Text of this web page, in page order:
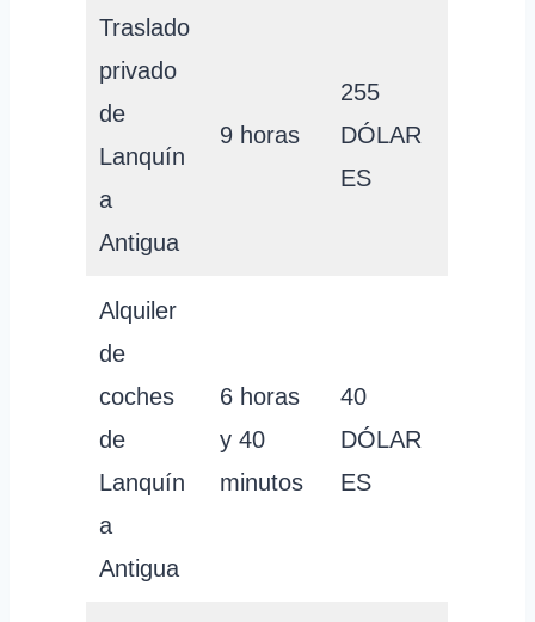
Traslado
privado
de
Lanquín
a
Antigua
9 horas
255
DÓLAR
ES
Alquiler
de
coches
de
Lanquín
a
Antigua
6 horas
y 40
minutos
40
DÓLAR
ES